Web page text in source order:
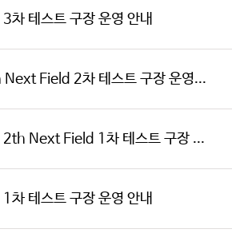
테스트 구장 운영 안내
Field 2차 테스트 구장 운영...
Next Field 1차 테스트 구장 ...
테스트 구장 운영 안내